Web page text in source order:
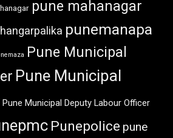
pune mahanagar
punemanapa
Pune Municipal
Pune Municipal
Pune Municipal Deputy Labour Officer
Punepolice pune